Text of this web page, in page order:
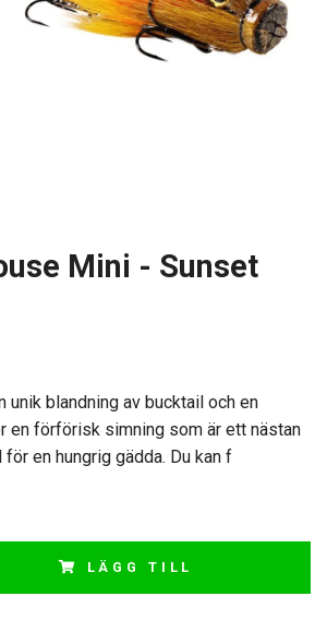
Mini - Sunset
unik blandning av bucktail och en
en förförisk simning som är ett nästan
en hungrig gädda. Du kan f
LÄGG TILL